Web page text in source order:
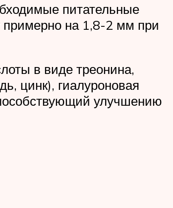
питательные
примерно на 1,8-2 мм при
в виде треонина,
цинк), гиалуроновая
улучшению